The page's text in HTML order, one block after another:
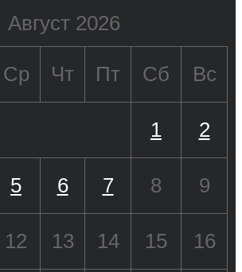
Август 2026
Ср Чт Пт Сб Вс
1 2
5 6 7 8 9
12 13 14 15 16